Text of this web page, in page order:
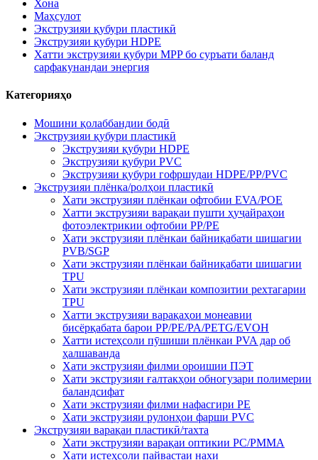
Хона
Маҳсулот
Экструзияи қубури пластикӣ
Экструзияи қубури HDPE
Хатти экструзияи қубури MPP бо суръати баланд
сарфакунандаи энергия
Категорияҳо
Мошини қолаббандии бодӣ
Экструзияи қубури пластикӣ
Экструзияи қубури HDPE
Экструзияи қубури PVC
Экструзияи қубури гофршудаи HDPE/PP/PVC
Экструзияи плёнка/ролҳои пластикӣ
Хати экструзияи плёнкаи офтобии EVA/POE
Хатти экструзияи варақаи пушти ҳуҷайраҳои
фотоэлектрикии офтобии PP/PE
Хати экструзияи плёнкаи байниқабати шишагии
PVB/SGP
Хати экструзияи плёнкаи байниқабати шишагии
TPU
Хати экструзияи плёнкаи композитии рехтагарии
TPU
Хатти экструзияи варақаҳои монеавии
бисёрқабата барои PP/PE/PA/PETG/EVOH
Хатти истеҳсоли пӯшиши плёнкаи PVA дар об
ҳалшаванда
Хати экструзияи филми ороишии ПЭТ
Хати экструзияи ғалтакҳои обногузари полимерии
баландсифат
Хати экструзияи филми нафасгири PE
Хати экструзияи рулонҳои фарши PVC
Экструзияи варақаи пластикӣ/тахта
Хати экструзияи варақаи оптикии PC/PMMA
Хати истеҳсоли пайвастаи нахи